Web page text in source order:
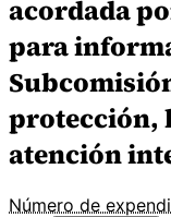
acordada
para
protección,
atención
Número de